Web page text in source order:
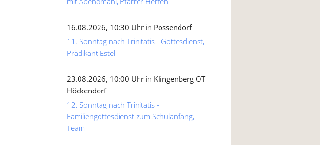
16.08.2026, 10:30 Uhr in Possendorf
11. Sonntag nach Trinitatis - Gottesdienst,
Prädikant Estel
23.08.2026, 10:00 Uhr in Klingenberg OT
Höckendorf
12. Sonntag nach Trinitatis -
Familiengottesdienst zum Schulanfang,
Team